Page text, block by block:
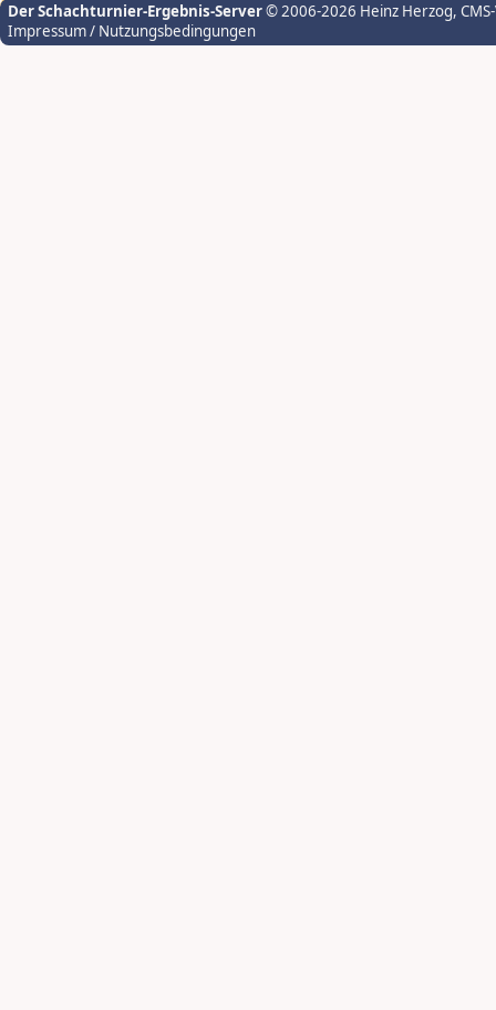
Der Schachturnier-Ergebnis-Server© 2006-2026 Heinz Herzog,
Impressum / Nutzungsbedingungen